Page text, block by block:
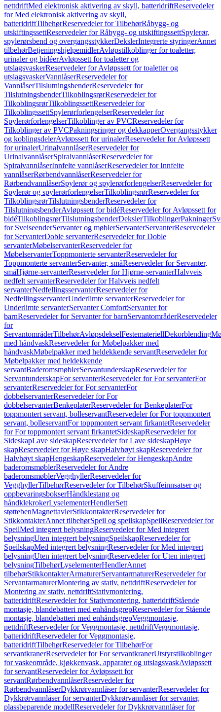
nettdriftMed elektronisk aktivering av skyll, batteridriftReservedeler
for Med elektronisk aktivering av skyll,
batteridriftTilbehørReservedeler for TilbehørRåbygg- og
utskiftingssettReservedeler for Råbygg- og utskiftingssettSpylerør,
spylerørsbend og overgangsstykkerDekslerIntegrerte styringerAnnet
tilbehørBetjeningshjelpemidlerAvløpstilkoblinger for toaletter,
urinaler og bidéerAvløpssett for toaletter og
utslagsvaskerReservedeler for Avløpssett for toaletter og
utslagsvaskerVannlåserReservedeler for
VannlåserTilslutningsbenderReservedeler for
TilslutningsbenderTilkoblingsrørReservedeler for
TilkoblingsrørTilkoblingssettReservedeler for
TilkoblingssettSpylerørforlengelserReservedeler for
SpylerørforlengelserTilkoblinger av PVCReservedeler for
Tilkoblinger av PVCPakningsringer og dekkapperOvergangsstykker
og koblingsdelerAvløpssett for urinalerReservedeler for Avløpssett
for urinalerUrinalvannlåserReservedeler for
UrinalvannlåserSpiralvannlåserReservedeler for
SpiralvannlåserInnfelte vannlåserReservedeler for Innfelte
vannlåserRørbendvannlåserReservedeler for
RørbendvannlåserSpylerør og spylerørforlengelserReservedeler for
Spylerør og spylerørforlengelserTilkoblingsrørReservedeler for
TilkoblingsrørTilslutningsbenderReservedeler for
TilslutningsbenderAvløpssett for bidéReservedeler for Avløpssett for
bidéTilkoblingsrørTilslutningsbenderDekslerTilkoblingerPakninger
for SveiseenderServanter og møblerServanterServanterReservedeler
for ServanterDoble servanterReservedeler for Doble
servanterMøbelservanterReservedeler for
MøbelservanterToppmonterte servanterReservedeler for
Toppmonterte servanterServanter, småReservedeler for Servanter,
småHjørne-servanterReservedeler for Hjørne-servanterHalvveis
nedfelt servanterReservedeler for Halvveis nedfelt
servanterNedfellingsservanterReservedeler for
NedfellingsservanterUnderlimte servanterReservedeler for
Underlimte servanterServanter ComfortServanter for
barnReservedeler for Servanter for barnServantområderReservedeler
for
ServantområderTilbehørAvløpsdekselFestemateriellDekorblending
med håndvaskReservedeler for Møbelpakker med
håndvaskMøbelpakker med heldekkende servantReservedeler for
Møbelpakker med heldekkende
servantBaderomsmøblerServantunderskapReservedeler for
ServantunderskapFor servanterReservedeler for For servanterFor
servanterReservedeler for For servanterFor
dobbelservanterReservedeler for For
dobbelservanterBenkeplaterReservedeler for BenkeplaterFor
toppmontert servant, bolleservantReservedeler for For toppmontert
servant, bolleservantFor toppmontert servant firkantetReservedeler
for For toppmontert servant firkantetSideskapReservedeler for
SideskapLave sideskapReservedeler for Lave sideskapHøye
skapReservedeler for Høye skapHalvhøyt skapReservedeler for
Halvhøyt skapHengeskapReservedeler for HengeskapAndre
baderomsmøblerReservedeler for Andre
baderomsmøblerVegghyllerReservedeler for
VegghyllerTilbehørReservedeler for TilbehørSkuffeinnsatser og
oppbevaringsbokserHåndklestang og
håndklekrokerLyselementerHendlerSett
støttebenMagnettavlerStikkontakterReservedeler for
StikkontakterAnnet tilbehørSpeil og speilskapSpeilReservedeler for
SpeilMed integrert belysningReservedeler for Med integrert
belysningUten integrert belysningSpeilskapReservedeler for
SpeilskapMed integrert belysningReservedeler for Med integrert
belysningUten integrert belysningReservedeler for Uten integrert
belysningTilbehørLyselementerHendlerAnnet
tilbehørStikkontakterArmaturerServantarmaturerReservedeler for
ServantarmaturerMontering av stativ, nettdriftReservedeler for
Montering av stativ, nettdriftStativmontering,
batteridriftReservedeler for Stativmontering, batteridriftStående
montasje, blandebatteri med enhåndsgrepReservedeler for Stående
montasje, blandebatteri med enhåndsgrepVeggmontasje,
nettdriftReservedeler for Veggmontasje, nettdriftVeggmontasje,
batteridriftReservedeler for Veggmontasje,
batteridriftTilbehørReservedeler for TilbehørFor
servantkranerReservedeler for For servantkranerUtstyrstilkoblinger
for vaskeområde, kjøkkenvask, apparater og utslagsvaskAvløpssett
for servantReservedeler for Avløpssett for
servantRørbendvannlåserReservedeler for
RørbendvannlåserDykkrørvannlåser for servanterReservedeler for
Dykkrørvannlåser for servanterDykkrørvannlåser for servanter,
plassbeparende modellReservedeler for Dykkrørvannlåser for